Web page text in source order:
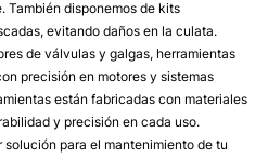
También disponemos de kits
evitando daños en la culata.
de válvulas y galgas, herramientas
precisión en motores y sistemas
están fabricadas con materiales
y precisión en cada uso.
para el mantenimiento de tu